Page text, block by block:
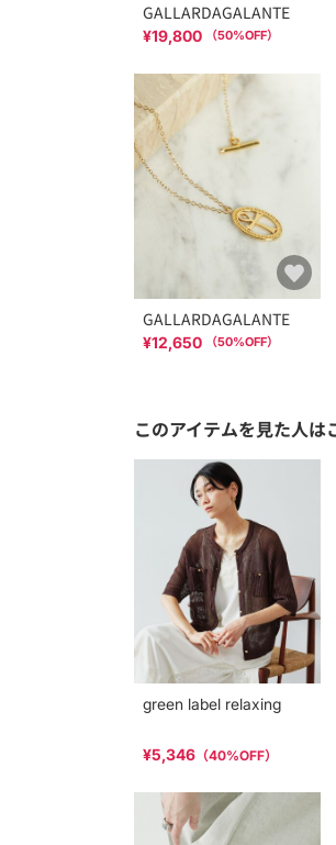
GALLARDAGALANTE
¥19,800 （50%OFF）
GALLARDAGALANTE
¥12,650 （50%OFF）